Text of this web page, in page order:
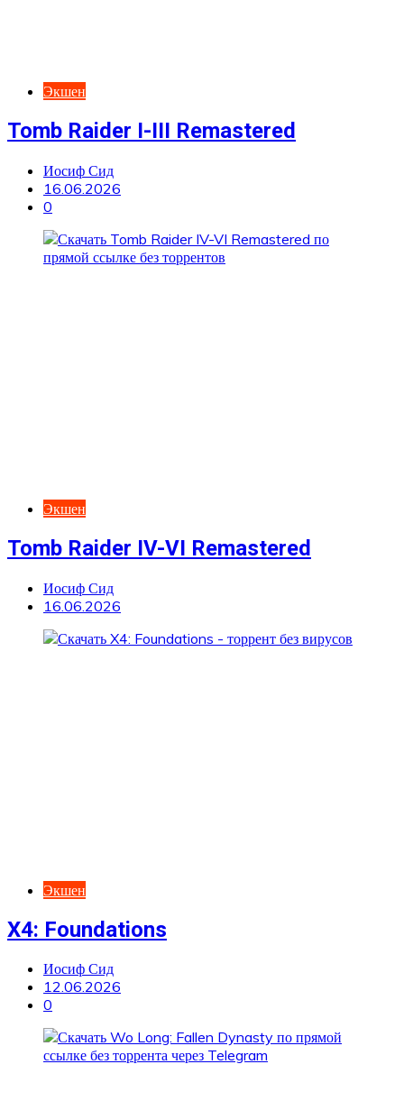
Экшен
Tomb Raider I-III Remastered
Иосиф Сид
16.06.2026
0
Экшен
Tomb Raider IV-VI Remastered
Иосиф Сид
16.06.2026
Экшен
X4: Foundations
Иосиф Сид
12.06.2026
0